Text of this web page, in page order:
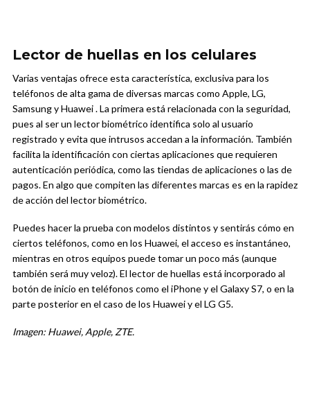
Lector de huellas en los celulares
Varias ventajas ofrece esta característica, exclusiva para los
teléfonos de alta gama de diversas marcas como Apple, LG,
Samsung y Huawei . La primera está relacionada con la seguridad,
pues al ser un lector biométrico identifica solo al usuario
registrado y evita que intrusos accedan a la información. También
facilita la identificación con ciertas aplicaciones que requieren
autenticación periódica, como las tiendas de aplicaciones o las de
pagos. En algo que compiten las diferentes marcas es en la rapidez
de acción del lector biométrico.
Puedes hacer la prueba con modelos distintos y sentirás cómo en
ciertos teléfonos, como en los Huawei, el acceso es instantáneo,
mientras en otros equipos puede tomar un poco más (aunque
también será muy veloz). El lector de huellas está incorporado al
botón de inicio en teléfonos como el iPhone y el Galaxy S7, o en la
parte posterior en el caso de los Huawei y el LG G5.
Imagen: Huawei, Apple, ZTE.